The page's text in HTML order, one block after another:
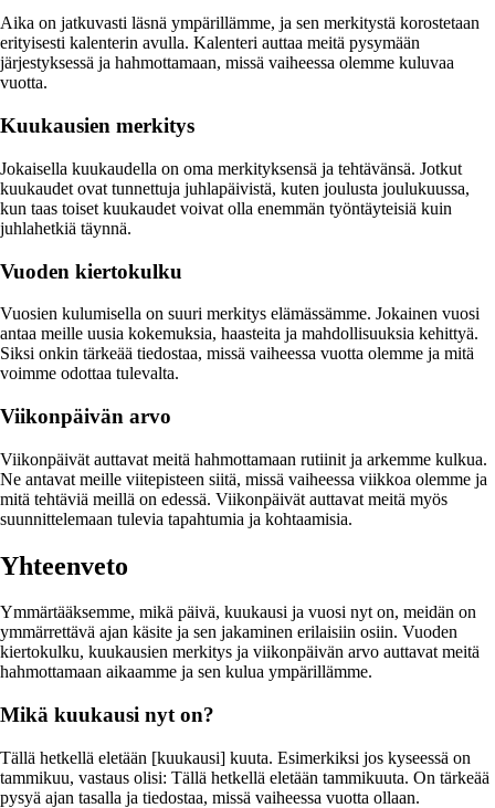
Aika on jatkuvasti läsnä ympärillämme, ja sen merkitystä korostetaan
erityisesti kalenterin avulla. Kalenteri auttaa meitä pysymään
järjestyksessä ja hahmottamaan, missä vaiheessa olemme kuluvaa
vuotta.
Kuukausien merkitys
Jokaisella kuukaudella on oma merkityksensä ja tehtävänsä. Jotkut
kuukaudet ovat tunnettuja juhlapäivistä, kuten joulusta joulukuussa,
kun taas toiset kuukaudet voivat olla enemmän työntäyteisiä kuin
juhlahetkiä täynnä.
Vuoden kiertokulku
Vuosien kulumisella on suuri merkitys elämässämme. Jokainen vuosi
antaa meille uusia kokemuksia, haasteita ja mahdollisuuksia kehittyä.
Siksi onkin tärkeää tiedostaa, missä vaiheessa vuotta olemme ja mitä
voimme odottaa tulevalta.
Viikonpäivän arvo
Viikonpäivät auttavat meitä hahmottamaan rutiinit ja arkemme kulkua.
Ne antavat meille viitepisteen siitä, missä vaiheessa viikkoa olemme ja
mitä tehtäviä meillä on edessä. Viikonpäivät auttavat meitä myös
suunnittelemaan tulevia tapahtumia ja kohtaamisia.
Yhteenveto
Ymmärtääksemme, mikä päivä, kuukausi ja vuosi nyt on, meidän on
ymmärrettävä ajan käsite ja sen jakaminen erilaisiin osiin. Vuoden
kiertokulku, kuukausien merkitys ja viikonpäivän arvo auttavat meitä
hahmottamaan aikaamme ja sen kulua ympärillämme.
Mikä kuukausi nyt on?
Tällä hetkellä eletään [kuukausi] kuuta. Esimerkiksi jos kyseessä on
tammikuu, vastaus olisi: Tällä hetkellä eletään tammikuuta. On tärkeää
pysyä ajan tasalla ja tiedostaa, missä vaiheessa vuotta ollaan.